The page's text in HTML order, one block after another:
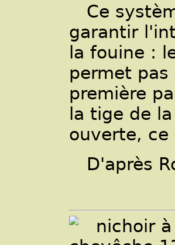
Ce
garantir
la fouine :
permet
première
la tige de
ouverte, ce
D'après